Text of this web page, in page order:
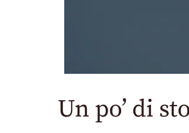
Un po’ di